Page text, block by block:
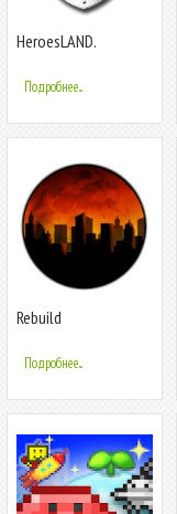
HeroesLAND.
Подробнее...
Rebuild
Подробнее...